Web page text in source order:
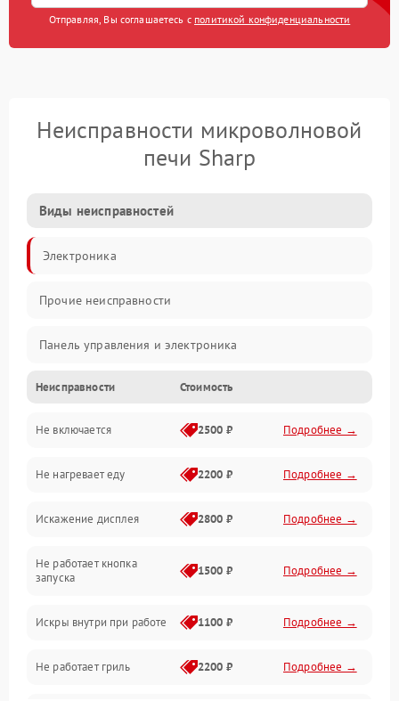
Отправляя, Вы соглашаетесь с политикой конфиденциальности
Неисправности микроволновой
печи Sharp
Виды неисправностей
Электроника
Прочие неисправности
Панель управления и электроника
Дверца и корпус
Механика и внутренние элементы
Механические повреждения
Питание и запуск
Нагрев и приготовление
Программное обеспечение
Неисправности Стоимость
Не включается 2500 ₽ Подробнее →
Не нагревает еду 2200 ₽ Подробнее →
Искажение дисплея 2800 ₽ Подробнее →
Не работает кнопка
запуска
1500 ₽ Подробнее →
Искры внутри при работе 1100 ₽ Подробнее →
Не работает гриль 2200 ₽ Подробнее →